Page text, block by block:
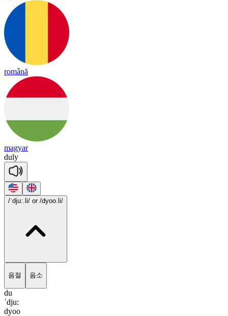
română
magyar
duly
/ˈdju:.li/ or /dyoo.li/
음절 음소
du
ˈdju:
dyoo